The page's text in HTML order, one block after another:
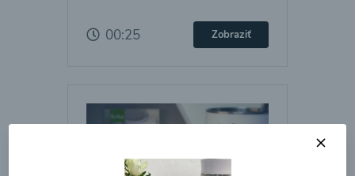
00:25 Zobraziť